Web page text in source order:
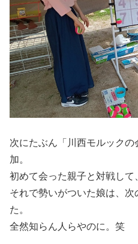
次にたぶん「川西モルック
加。
初めて会った親子と対戦して
それで勢いがついた娘は、
た。
全然知らん人らやのに。笑